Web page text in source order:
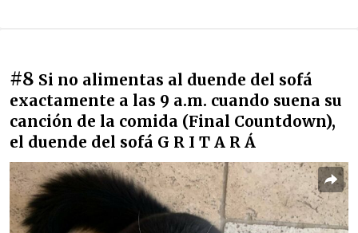
#8 Si no alimentas al duende del sofá
exactamente a las 9 a.m. cuando suena su
canción de la comida (Final Countdown),
el duende del sofá G R I T A R Á